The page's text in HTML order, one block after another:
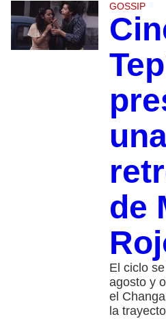
GOSSIP
de
El ciclo
agosto y
el
la